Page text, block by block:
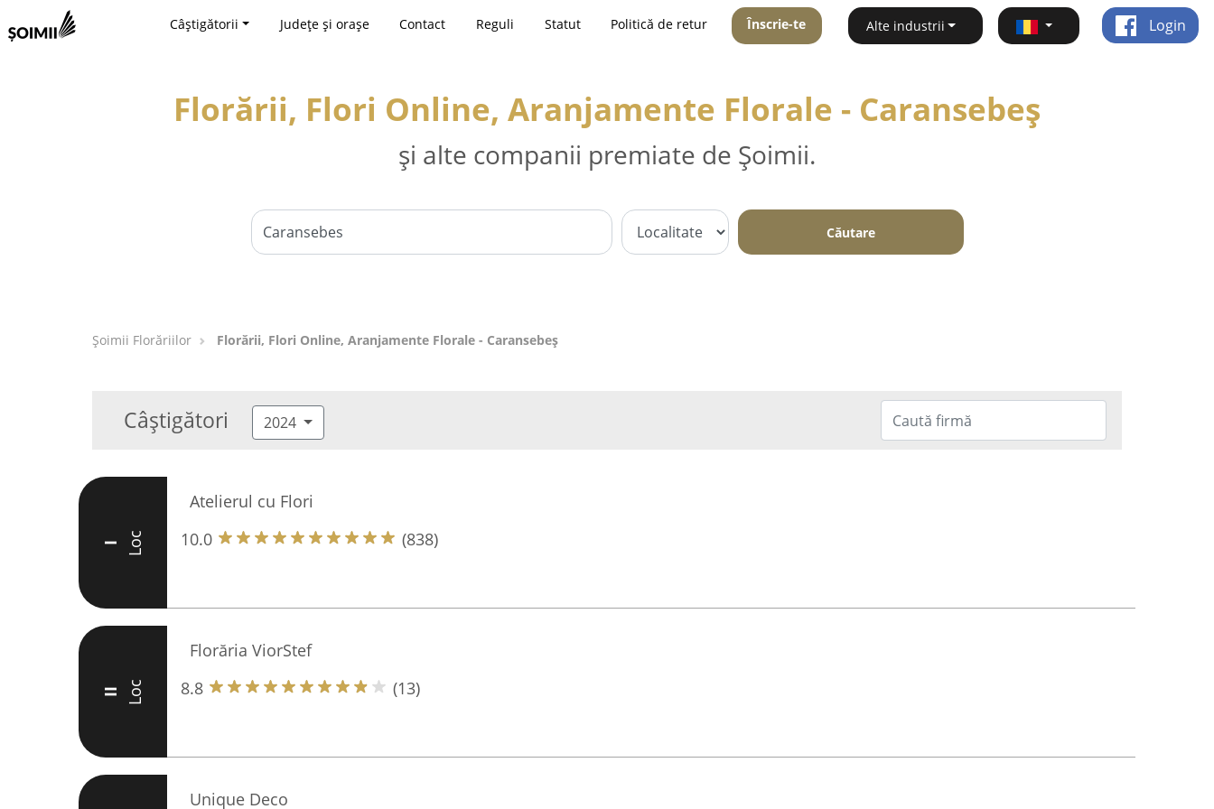
Câștigătorii Județe și orașe Contact Reguli Statut Politică de retur Înscrie-te Alte industrii Login
Florării, Flori Online, Aranjamente Florale - Caransebeş
și alte companii premiate de Șoimii.
Căutare
Șoimii Florăriilor Florării, Flori Online, Aranjamente Florale - Caransebeş
Câștigători 2024
I Loc
Atelierul cu Flori
10.0
(838)
II Loc
Florăria ViorStef
8.8
(13)
Unique Deco